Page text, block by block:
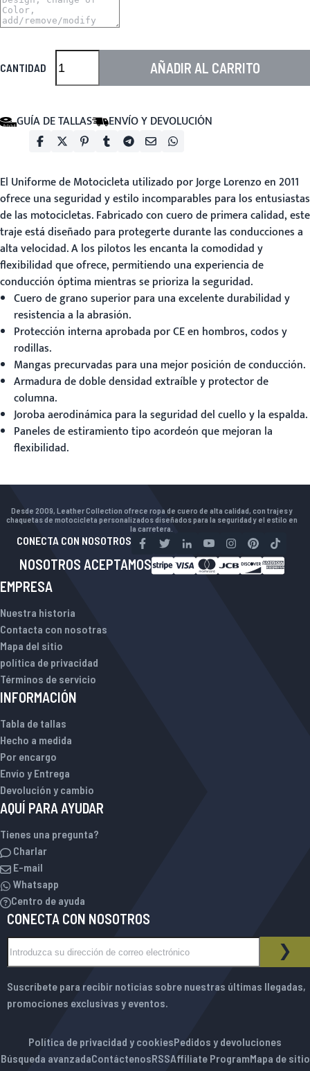
CANTIDAD AÑADIR AL CARRITO
GUÍA DE TALLAS ENVÍO Y DEVOLUCIÓN
El Uniforme de Motocicleta utilizado por Jorge Lorenzo en 2011
ofrece una seguridad y estilo incomparables para los entusiastas
de las motocicletas. Fabricado con cuero de primera calidad, este
traje está diseñado para protegerte durante las conducciones a
alta velocidad. A los pilotos les encanta la comodidad y
flexibilidad que ofrece, permitiendo una experiencia de
conducción óptima mientras se prioriza la seguridad.
Cuero de grano superior para una excelente durabilidad y
resistencia a la abrasión.
Protección interna aprobada por CE en hombros, codos y
rodillas.
Mangas precurvadas para una mejor posición de conducción.
Armadura de doble densidad extraíble y protector de
columna.
Joroba aerodinámica para la seguridad del cuello y la espalda.
Paneles de estiramiento tipo acordeón que mejoran la
flexibilidad.
Desde 2009, Leather Collection ofrece ropa de cuero de alta calidad, con trajes y
chaquetas de motocicleta personalizados diseñados para la seguridad y el estilo en
la carretera.
CONECTA CON NOSOTROS
NOSOTROS ACEPTAMOS
EMPRESA
Nuestra historia
Contacta con nosotras
Mapa del sitio
política de privacidad
Términos de servicio
INFORMACIÓN
Tabla de tallas
Hecho a medida
Por encargo
Envío y Entrega
Devolución y cambio
AQUÍ PARA AYUDAR
Tienes una pregunta?
Charlar
E-mail
Whatsapp
Centro de ayuda
CONECTA CON NOSOTROS
BOLETÍN DE NOTICIAS
Suscríbete para recibir noticias sobre nuestras últimas llegadas,
promociones exclusivas y eventos.
Política de privacidad y cookiesPedidos y devoluciones
Búsqueda avanzadaContáctenosRSSAffiliate ProgramMapa de sitio